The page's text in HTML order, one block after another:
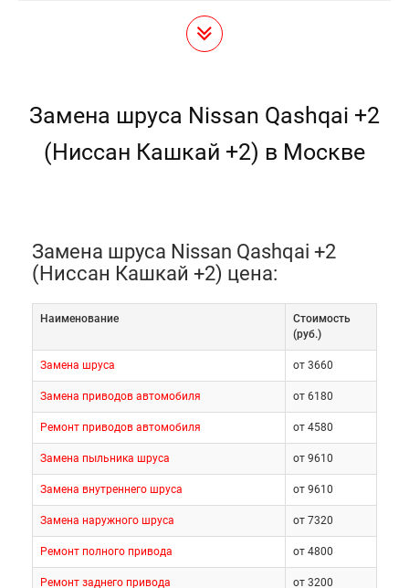
Замена шруса Nissan Qashqai +2
(Ниссан Кашкай +2) в Москве
Замена шруса Nissan Qashqai +2
(Ниссан Кашкай +2) цена:
Наименование
Cтоимость
(руб.)
Замена шруса от 3660
Замена приводов автомобиля от 6180
Ремонт приводов автомобиля от 4580
Замена пыльника шруса от 9610
Замена внутреннего шруса от 9610
Замена наружного шруса от 7320
Ремонт полного привода от 4800
Ремонт заднего привода от 3200